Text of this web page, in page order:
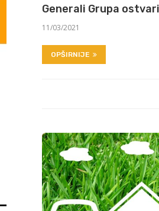
Generali Grupa
11/03/2021
OPŠIRNIJE